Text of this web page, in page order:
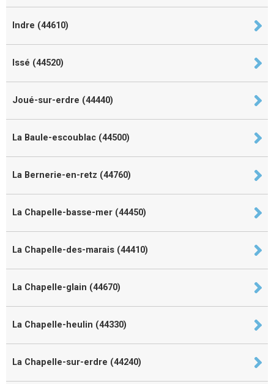
Indre (44610)
Issé (44520)
Joué-sur-erdre (44440)
La Baule-escoublac (44500)
La Bernerie-en-retz (44760)
La Chapelle-basse-mer (44450)
La Chapelle-des-marais (44410)
La Chapelle-glain (44670)
La Chapelle-heulin (44330)
La Chapelle-sur-erdre (44240)